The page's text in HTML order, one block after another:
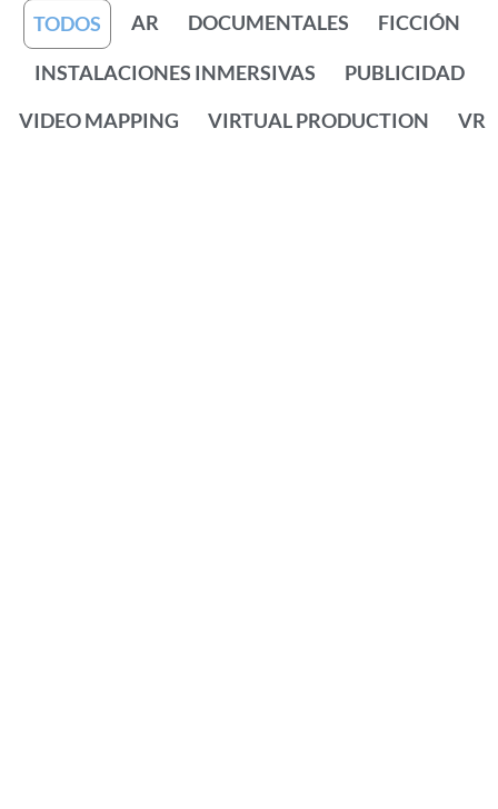
TODOS AR DOCUMENTALES FICCIÓN
INSTALACIONES INMERSIVAS
PUBLICIDAD
VIDEO MAPPING
VIRTUAL PRODUCTION VR